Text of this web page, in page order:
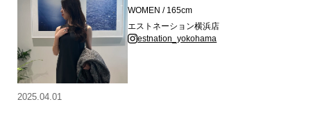
WOMEN / 165cm
エストネーション横浜店
estnation_yokohama
2025.04.01